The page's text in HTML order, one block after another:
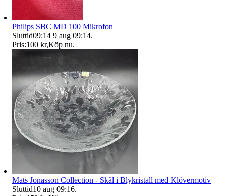
Philips SBC MD 100 Mikrofon
Sluttid09:14 9 aug 09:14.
Pris:100 kr,Köp nu.
Mats Jonasson Collection - Skål i Blykristall med Klövermotiv
Sluttid10 aug 09:16.